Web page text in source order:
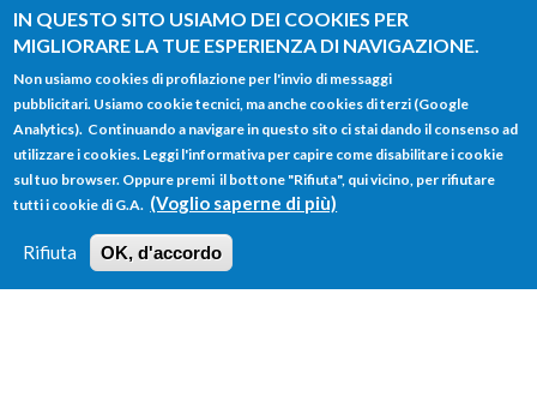
IN QUESTO SITO USIAMO DEI COOKIES PER
MIGLIORARE LA TUE ESPERIENZA DI NAVIGAZIONE.
Non usiamo cookies di profilazione per l'invio di messaggi
pubblicitari. Usiamo cookie tecnici, ma anche cookies di terzi (Google
Analytics). Continuando a navigare in questo sito ci stai dando il consenso ad
utilizzare i cookies. Leggi l'informativa per capire come disabilitare i cookie
sul tuo browser. Oppure premi il bottone "Rifiuta", qui vicino, per rifiutare
tutti i cookie di G.A. (Voglio saperne di più)
Rifiuta OK, d'accordo
Salta al contenuto principale
FORM
DI
RICERCA
Main menu
HOME TUTTI I PROFILI
LOGIN